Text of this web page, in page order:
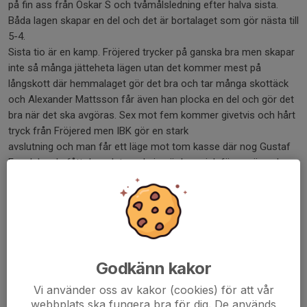
på fin ass från Oskar S och tvåmålsledning efter halva sista.
Båda lagen skapar en del och det är bortalaget som gör nästa till
5-4.
Sista tio är en kamp. Fröjered trycker på ganska bra men skapar
inte så många jätteheta lägen utan det kommer mest på
långskott där hemmalaget gör det bra och tar många skottäck
och Alexander Mattsson får även han plocka en del och gör det
bra när det ska avgöras. Sex mot fem kommer givetvis och hårt
tryck från Fröjered men IBK gör en stark
avslutning och man får ett läge mot tom kasse där nog Gustaf
Funck borde fått domslut med sig när han gick för avgörande
Inga fler mål och segern till Vänersborg.
En ganska jämn match mellan två av seriens bästa lag. Matchen
gällde ganska mycket där Fröjered vid seger hade gått om
ingen direktplats till play off 2 men där det istället blev IBK som
säkrade den platsen.
En laginsats av hela laget var nyckeln och ett uppoffrande
Godkänn kakor
Vi använder oss av kakor (cookies) för att vår
webbplats ska fungera bra för dig. De används